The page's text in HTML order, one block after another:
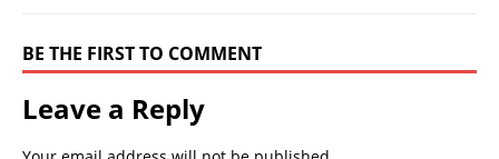
BE THE FIRST TO COMMENT
Leave a Reply